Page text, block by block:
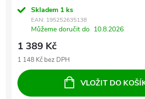
Skladem 1 ks
EAN: 195252635138
Můžeme doručit do 10.8.2026
1 389 Kč
1 148 Kč bez DPH
VLOŽIT DO